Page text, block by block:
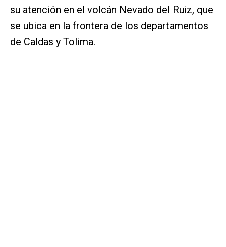
su atención en el volcán Nevado del Ruiz, que
se ubica en la frontera de los departamentos
de Caldas y Tolima.